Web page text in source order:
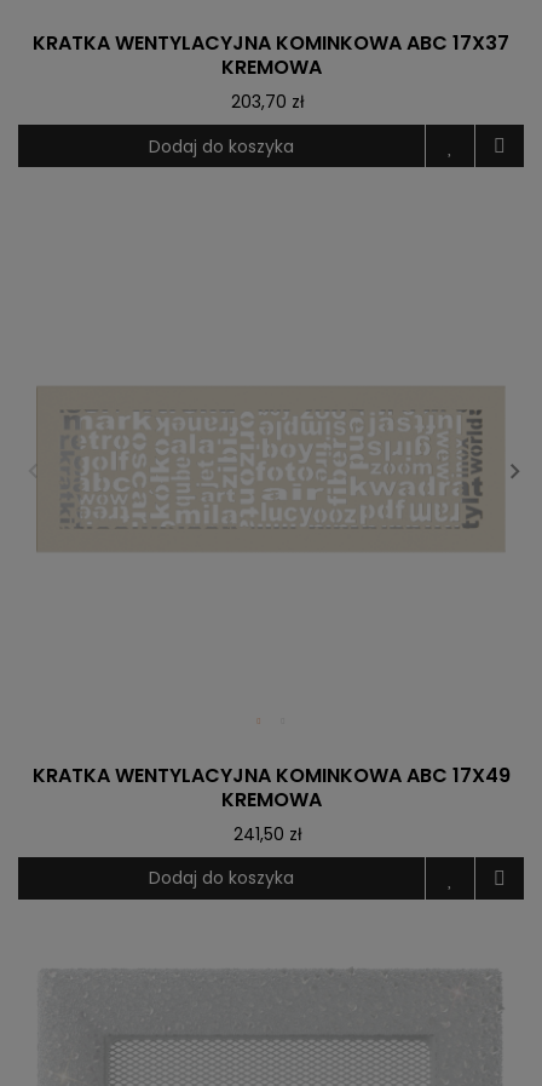
KRATKA WENTYLACYJNA KOMINKOWA ABC 17X37
KREMOWA
203,70 zł
Dodaj do koszyka
KRATKA WENTYLACYJNA KOMINKOWA ABC 17X49
KREMOWA
241,50 zł
Dodaj do koszyka